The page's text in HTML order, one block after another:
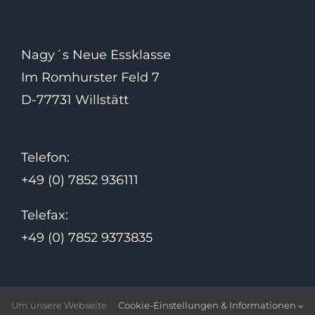
Nagy´s Neue Essklasse
Im Romhurster Feld 7
D-77731 Willstätt
Telefon:
+49 (0) 7852 936111
Telefax:
+49 (0) 7852 9373835
Um unsere Webseite Cookie-Einstellungen & Informationen